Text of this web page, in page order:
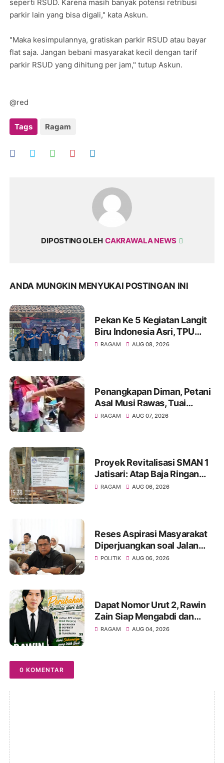
seperti RSUD. Karena masih banyak potensi retribusi
parkir lain yang bisa digali," kata Askun.
"Maka kesimpulannya, gratiskan parkir RSUD atau bayar
flat saja. Jangan bebani masyarakat kecil dengan tarif
parkir RSUD yang dihitung per jam," tutup Askun.
@red
Tags Ragam
DIPOSTING OLEH CAKRAWALA NEWS
ANDA MUNGKIN MENYUKAI POSTINGAN INI
Pekan Ke 5 Kegiatan Langit
Biru Indonesia Asri, TPU
Leuweung Djati Jadi Lokasi
RAGAM AUG 08, 2026
Penangkapan Diman, Petani
Asal Musi Rawas, Tuai
Sorotan Warga
RAGAM AUG 07, 2026
Proyek Revitalisasi SMAN 1
Jatisari: Atap Baja Ringan
Campur Paku & Dynabold,
RAGAM AUG 06, 2026
Reses Aspirasi Masyarakat
Diperjuangkan soal Jalan
Pangala-Baruppu Rusak
POLITIK AUG 06, 2026
Dapat Nomor Urut 2, Rawin
Zain Siap Mengabdi dan
Perjuangkan Aspirasi Warga
RAGAM AUG 04, 2026
0 KOMENTAR